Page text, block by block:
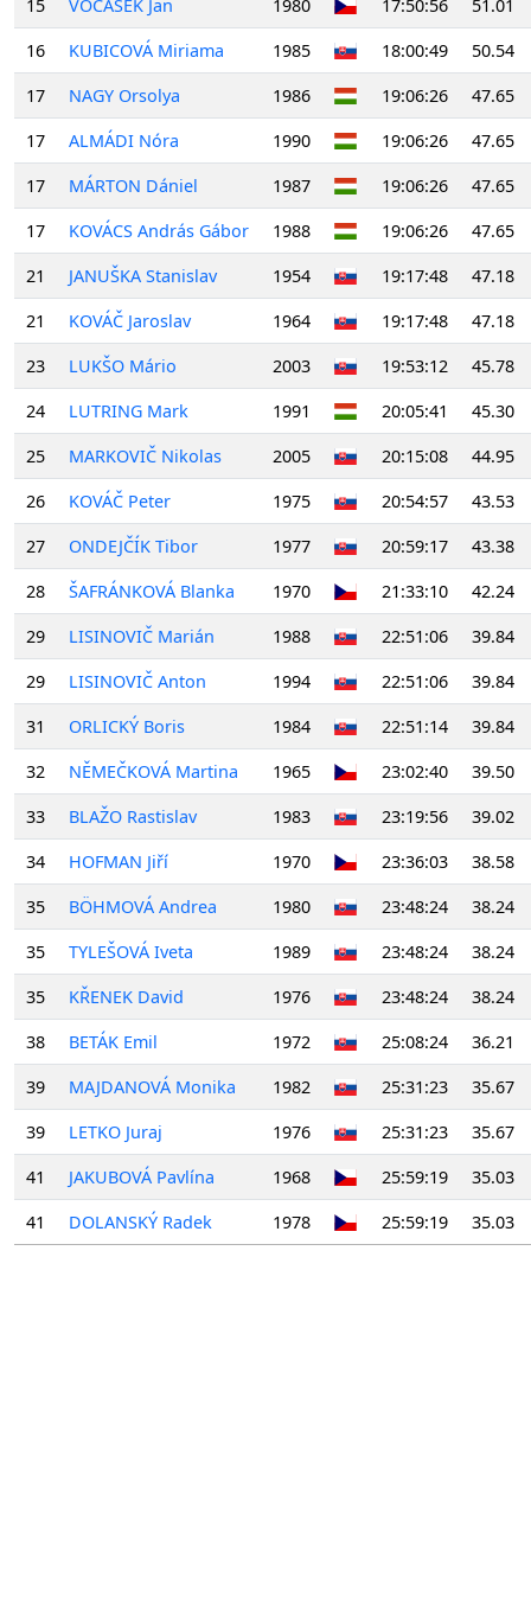
15
VOCÁSEK Jan 1980 17:50:56
51.01
16
KUBICOVÁ Miriama 1985 18:00:49
50.54
17
NAGY Orsolya 1986 19:06:26
47.65
17
ALMÁDI Nóra 1990 19:06:26
47.65
17
MÁRTON Dániel 1987 19:06:26
47.65
17
KOVÁCS András Gábor 1988 19:06:26
47.65
21
JANUŠKA Stanislav 1954 19:17:48
47.18
21
KOVÁČ Jaroslav 1964 19:17:48
47.18
23
LUKŠO Mário 2003 19:53:12
45.78
24
LUTRING Mark 1991 20:05:41
45.30
25
MARKOVIČ Nikolas 2005 20:15:08
44.95
26
KOVÁČ Peter 1975 20:54:57
43.53
27
ONDEJČÍK Tibor 1977 20:59:17
43.38
28
ŠAFRÁNKOVÁ Blanka 1970 21:33:10
42.24
29
LISINOVIČ Marián 1988 22:51:06
39.84
29
LISINOVIČ Anton 1994 22:51:06
39.84
31
ORLICKÝ Boris 1984 22:51:14
39.84
32
NĚMEČKOVÁ Martina 1965 23:02:40
39.50
33
BLAŽO Rastislav 1983 23:19:56
39.02
34
HOFMAN Jiří 1970 23:36:03
38.58
35
BÖHMOVÁ Andrea 1980 23:48:24
38.24
35
TYLEŠOVÁ Iveta 1989 23:48:24
38.24
35
KŘENEK David 1976 23:48:24
38.24
38
BETÁK Emil 1972 25:08:24
36.21
39
MAJDANOVÁ Monika 1982 25:31:23
35.67
39
LETKO Juraj 1976 25:31:23
35.67
41
JAKUBOVÁ Pavlína 1968 25:59:19
35.03
41
DOLANSKÝ Radek 1978 25:59:19 35.03